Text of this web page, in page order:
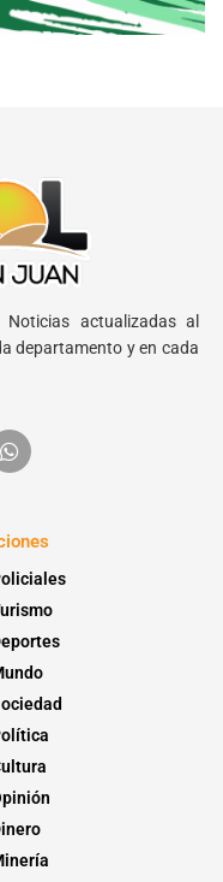
Noticias actualizadas al
departamento y en cada